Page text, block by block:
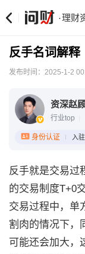
·理财
反手名词解释
发布时间：2025-1-2
资深赵
行业top
身份认证 入
反手就是交易过
的交易制度T+0
交易过程中，单
割肉的情况下，
可能还会加大，